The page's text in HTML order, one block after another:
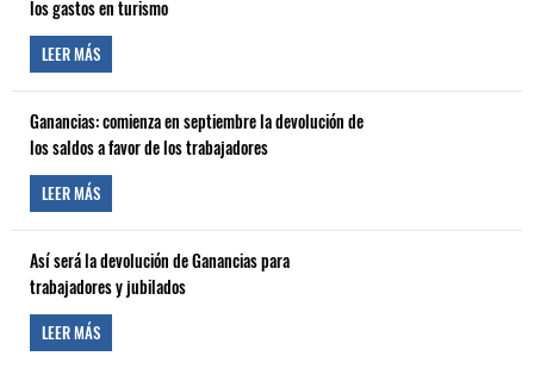
los gastos en turismo
LEER MÁS
Ganancias: comienza en septiembre la devolución de
los saldos a favor de los trabajadores
LEER MÁS
Así será la devolución de Ganancias para
trabajadores y jubilados
LEER MÁS